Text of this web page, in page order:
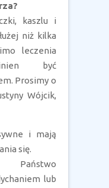
kaszlu i
niż kilka
leczenia
być
Prosimy o
Wójcik,
i mają
się.
Państwo
lub